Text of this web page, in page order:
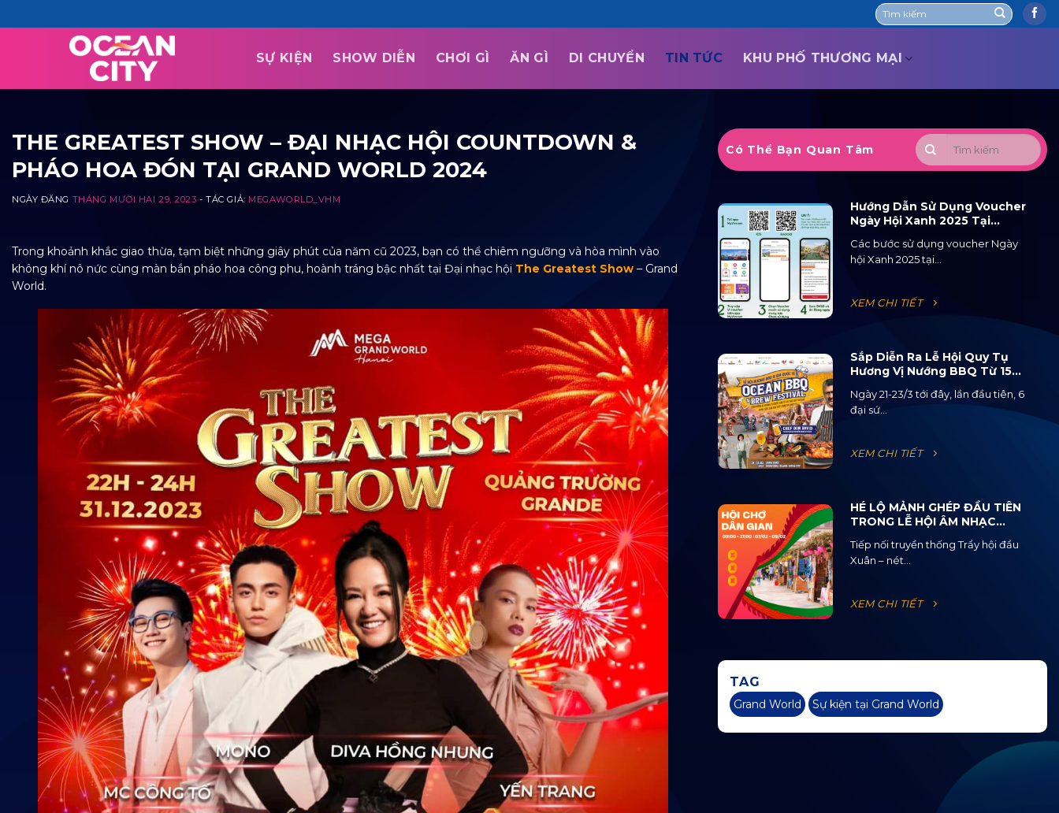
to
SỰ KIỆN SHOW DIỄN CHƠI GÌ ĂN GÌ DI CHUYỂN TIN TỨC KHU PHỐ THƯƠNG MẠI
THE GREATEST SHOW – ĐẠI NHẠC HỘI COUNTDOWN &
PHÁO HOA ĐÓN TẠI GRAND WORLD 2024
NGÀY ĐĂNG THÁNG MƯỜI HAI 29, 2023 - TÁC GIẢ: MEGAWORLD_VHM
Trong khoảnh khắc giao thừa, tạm biệt những giây phút của năm cũ 2023, bạn có thể chiêm ngưỡng và hòa mình vào
không khí nô nức cùng màn bắn pháo hoa công phu, hoành tráng bậc nhất tại Đại nhạc hội The Greatest Show – Grand
World.
Có Thể Bạn Quan Tâm
Hướng Dẫn Sử Dụng Voucher
Ngày Hội Xanh 2025 Tại
Các bước sử dụng voucher Ngày
hội Xanh 2025 tại...
XEM CHI TIẾT
Sắp Diễn Ra Lễ Hội Quy Tụ
Hương Vị Nướng BBQ Từ 15
Quốc Gia Và 120 Loại Bia Thủ
Công
Ngày 21-23/3 tới đây, lần đầu tiên, 6
đại sứ...
XEM CHI TIẾT
HÉ LỘ MẢNH GHÉP ĐẦU TIÊN
TRONG LỄ HỘI ÂM NHẠC
2025
Tiếp nối truyền thống Trẩy hội đầu
Xuân – nét...
XEM CHI TIẾT
TAG
Grand World Sự kiện tại Grand World